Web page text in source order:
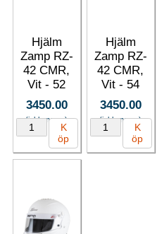
Hjälm
Zamp RZ-
42 CMR,
Vit - 52
3450.00
(inkl. moms)
K
öp
Hjälm
Zamp RZ-
42 CMR,
Vit - 54
3450.00
(inkl. moms)
K
öp